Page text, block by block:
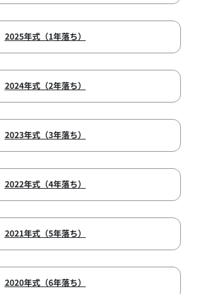
2025年式（1年落ち）
2024年式（2年落ち）
2023年式（3年落ち）
2022年式（4年落ち）
2021年式（5年落ち）
2020年式（6年落ち）